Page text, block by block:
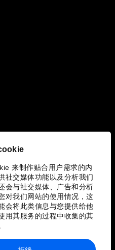
来制作贴合用户需求的内
社交媒体功能以及分析我们
会与社交媒体、广告和分析
对我们网站的使用情况，这
会将此类信息与您提供给他
用其服务的过程中收集的其